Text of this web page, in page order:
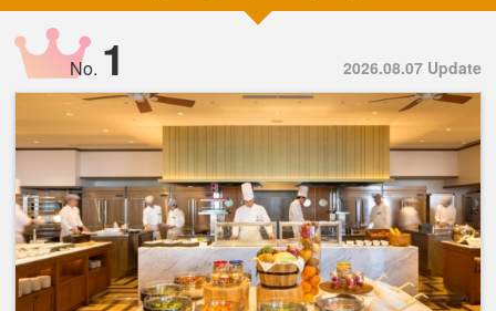
2026.08.07 Update
No. 1